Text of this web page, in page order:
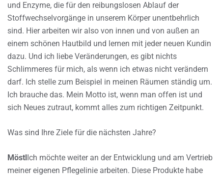
und Enzyme, die für den reibungslosen Ablauf der
Stoffwechselvorgänge in unserem Körper unentbehrlich
sind. Hier arbeiten wir also von innen und von außen an
einem schönen Hautbild und lernen mit jeder neuen Kundin
dazu. Und ich liebe Veränderungen, es gibt nichts
Schlimmeres für mich, als wenn ich etwas nicht verändern
darf. Ich stelle zum Beispiel in meinen Räumen ständig um.
Ich brauche das. Mein Motto ist, wenn man offen ist und
sich Neues zutraut, kommt alles zum richtigen Zeitpunkt.
Was sind Ihre Ziele für die nächsten Jahre?
MöstlIch möchte weiter an der Entwicklung und am Vertrieb
meiner eigenen Pflegelinie arbeiten. Diese Produkte habe